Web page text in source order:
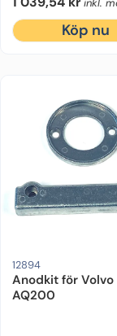
Köp nu
12894
Anodkit för Volvo
AQ200